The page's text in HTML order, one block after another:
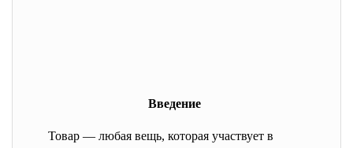
Введение
Товар — любая вещь, которая участвует в